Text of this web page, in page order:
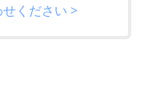
ください >